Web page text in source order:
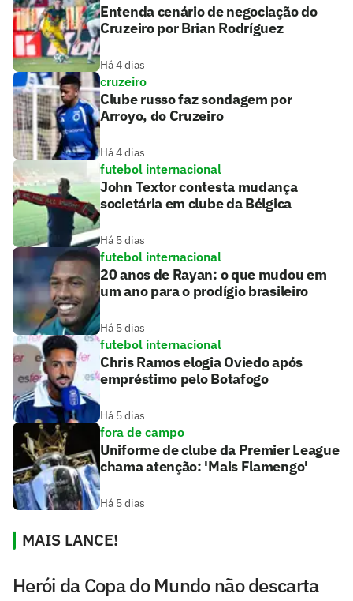
Entenda cenário de negociação do
Cruzeiro por Brian Rodríguez
Há 4 dias
cruzeiro
Clube russo faz sondagem por
Arroyo, do Cruzeiro
Há 4 dias
futebol internacional
John Textor contesta mudança
societária em clube da Bélgica
Há 5 dias
futebol internacional
20 anos de Rayan: o que mudou em
um ano para o prodígio brasileiro
Há 5 dias
futebol internacional
Chris Ramos elogia Oviedo após
empréstimo pelo Botafogo
Há 5 dias
fora de campo
Uniforme de clube da Premier League
chama atenção: 'Mais Flamengo'
Há 5 dias
MAIS LANCE!
Herói da Copa do Mundo não descarta